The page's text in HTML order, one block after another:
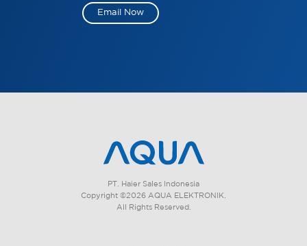
Email Now
PT. Haier Sales Indonesia
Copyright ©2026 AQUA ELEKTRONIK.
All Rights Reserved.